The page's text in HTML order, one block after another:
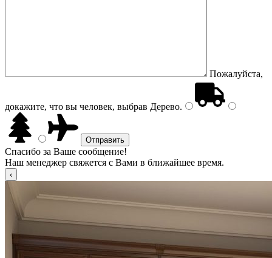
Пожалуйста,
докажите, что вы человек, выбрав Дерево.
Спасибо за Ваше сообщение!
Наш менеджер свяжется с Вами в ближайшее время.